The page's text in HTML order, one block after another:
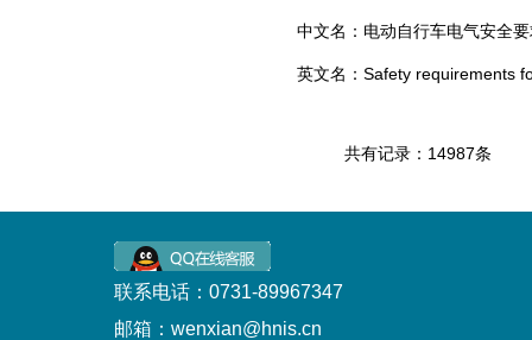
中文名：电动自行车电气安全
英文名：Safety requirements
共有记录：14987条
联系电话：0731-89967347
邮箱：wenxian@hnis.cn